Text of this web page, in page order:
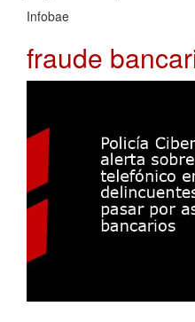
Infobae
fraude